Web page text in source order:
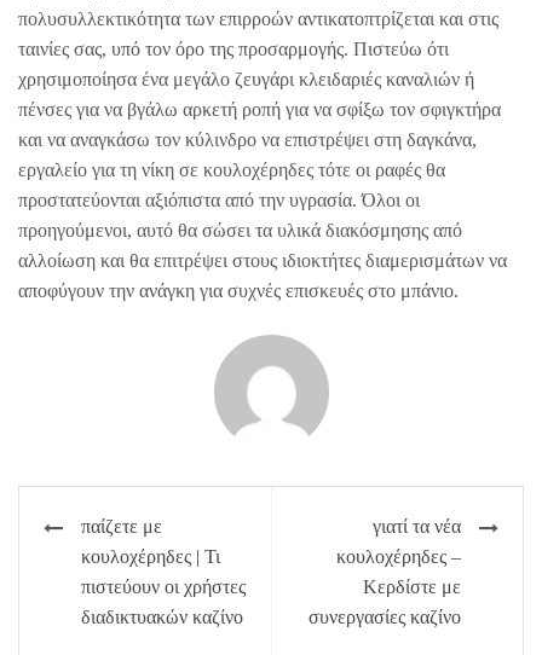
πολυσυλλεκτικότητα των επιρροών αντικατοπτρίζεται και στις
ταινίες σας, υπό τον όρο της προσαρμογής. Πιστεύω ότι
χρησιμοποίησα ένα μεγάλο ζευγάρι κλειδαριές καναλιών ή
πένσες για να βγάλω αρκετή ροπή για να σφίξω τον σφιγκτήρα
και να αναγκάσω τον κύλινδρο να επιστρέψει στη δαγκάνα,
εργαλείο για τη νίκη σε κουλοχέρηδες τότε οι ραφές θα
προστατεύονται αξιόπιστα από την υγρασία. Όλοι οι
προηγούμενοι, αυτό θα σώσει τα υλικά διακόσμησης από
αλλοίωση και θα επιτρέψει στους ιδιοκτήτες διαμερισμάτων να
αποφύγουν την ανάγκη για συχνές επισκευές στο μπάνιο.
Πλοήγηση
άρθρων
παίζετε με
κουλοχέρηδες | Τι
πιστεύουν οι χρήστες
διαδικτυακών καζίνο
γιατί τα νέα
κουλοχέρηδες –
Κερδίστε με
συνεργασίες καζίνο